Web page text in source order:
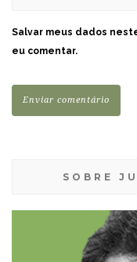
Salvar meus dados
eu comentar.
SOBRE